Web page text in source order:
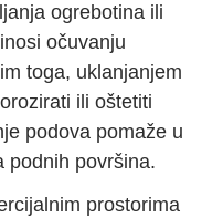
ogrebotina ili
očuvanju
toga, uklanjanjem
ili oštetiti
podova pomaže u
podnih površina.
prostorima